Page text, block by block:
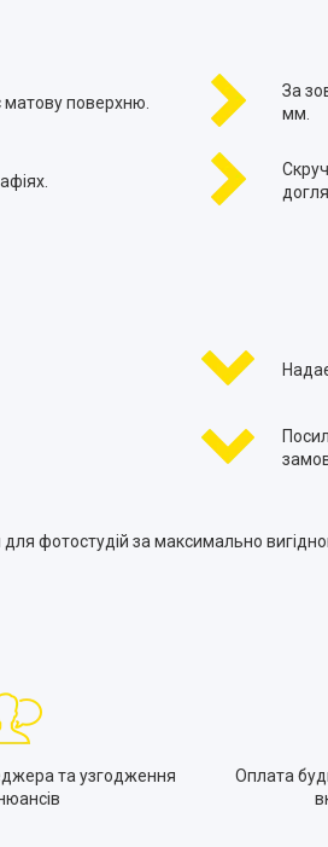
матову поверхню.
За
мм.
фотостудій за максимально
та узгодження
Оплата